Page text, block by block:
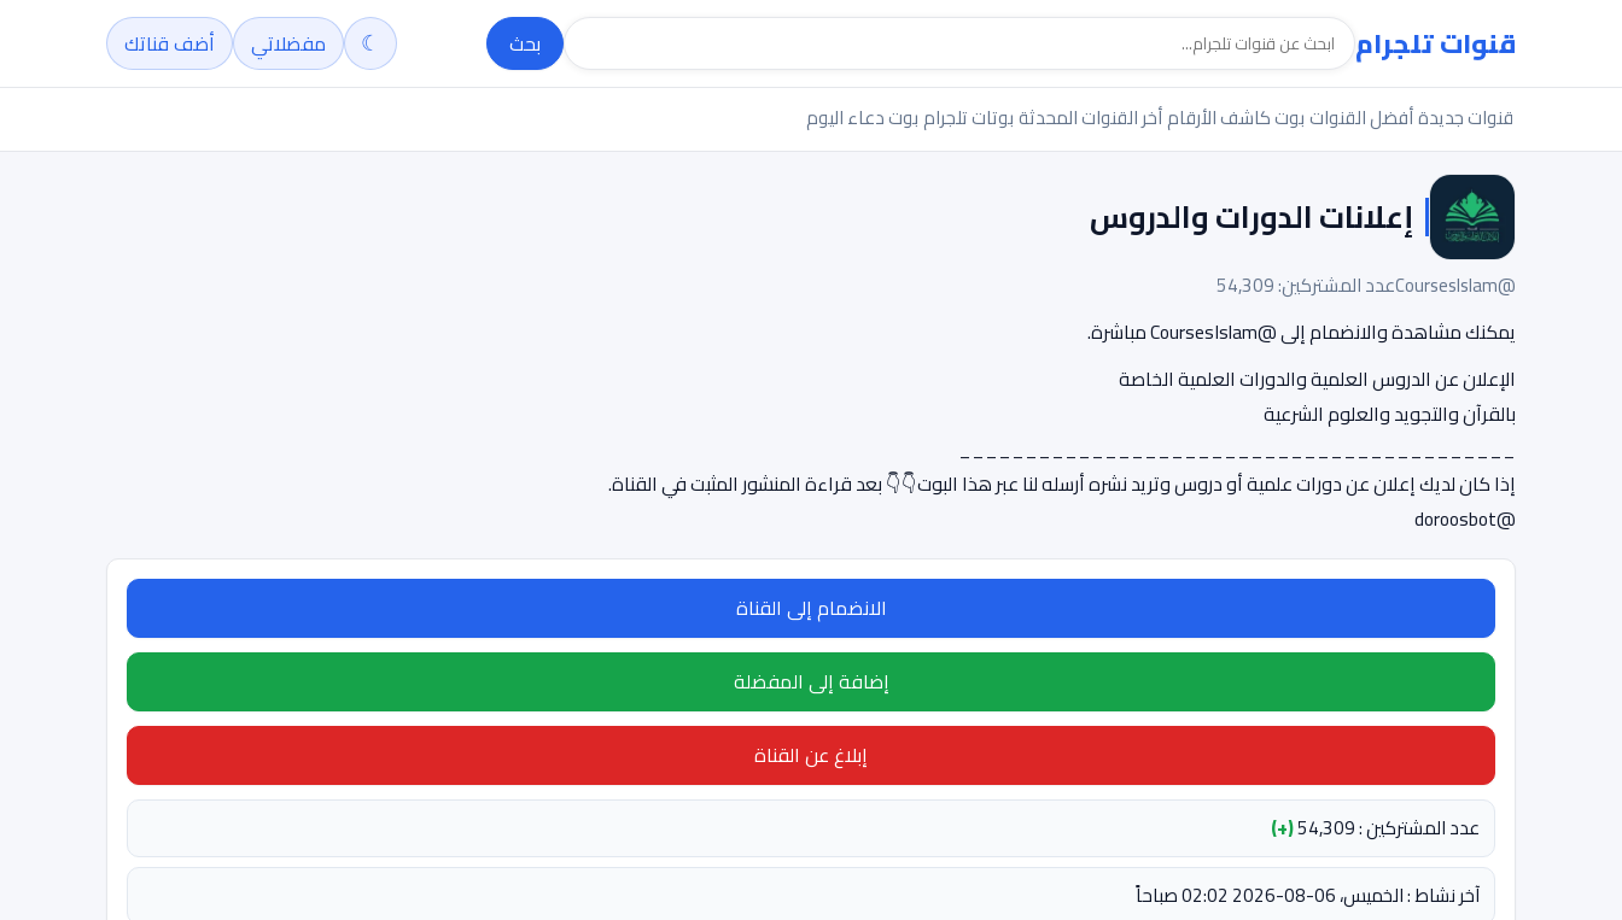
قنوات تلجرام بحث ☾ مفضلاتي أضف قناتك
قنوات جديدةأفضل القنواتبوت كاشف الأرقامأخر القنوات المحدثةبوتات تلجرام بوت دعاء اليوم
إعلانات الدورات والدروس
@CoursesIslam
عدد المشتركين: 54,309
يمكنك مشاهدة والانضمام إلى @CoursesIslam مباشرة.
الإعلان عن الدروس العلمية والدورات العلمية الخاصة
بالقرآن والتجويد والعلوم الشرعية
__________________________________________
إذا كان لديك إعلان عن دورات علمية أو دروس وتريد نشره أرسله لنا عبر هذا البوت👇👇 بعد قراءة المنشور المثبت في القناة.
@doroosbot
الانضمام إلى القناة
إضافة إلى المفضلة
إبلاغ عن القناة
عدد المشتركين : 54,309
(+)
آخر نشاط : الخميس، 06-08-2026 02:02 صباحاً